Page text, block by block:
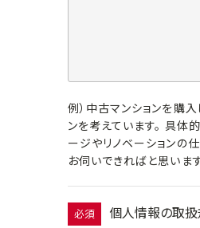
例）中古マンションを購入
ンを考えています。 具体
ージやリノベーションの
お伺いできればと思います
必須 個人情報の取